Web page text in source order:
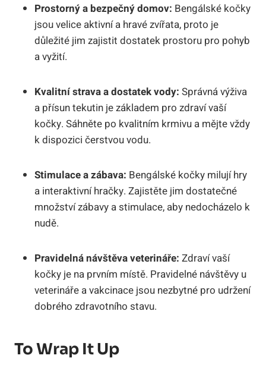
Prostorný a bezpečný domov: Bengálské kočky
jsou velice aktivní a hravé zvířata, proto je
důležité jim zajistit dostatek prostoru pro pohyb
a vyžití.
Kvalitní strava a dostatek vody: Správná výživa
a přísun tekutin je základem pro zdraví vaší
kočky. Sáhněte po kvalitním krmivu a mějte vždy
k dispozici čerstvou vodu.
Stimulace a zábava: Bengálské kočky milují hry
a interaktivní hračky. Zajistěte jim dostatečné
množství zábavy a stimulace, aby nedocházelo k
nudě.
Pravidelná návštěva veterináře: Zdraví vaší
kočky je na prvním místě. Pravidelné návštěvy u
veterináře a vakcinace jsou nezbytné pro udržení
dobrého zdravotního stavu.
To Wrap It Up